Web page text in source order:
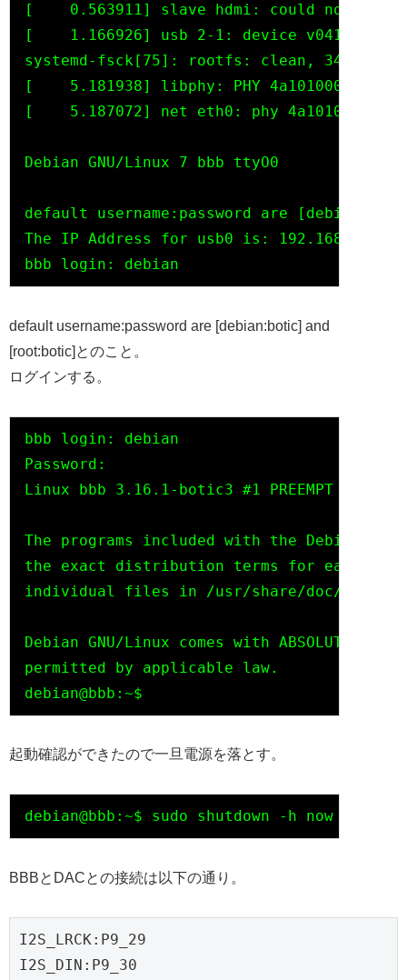
[    0.563911] slave hdmi: could not get
[    1.166926] usb 2-1: device v0411
systemd-fsck[75]: rootfs: clean, 34759/
[    5.181938] libphy: PHY
[    5.187072] net eth0: phy
Debian GNU/Linux 7 bbb ttyO0
default username:password are
The IP Address for usb0 is: 192.168.7.2
default username:password are [debian:botic] and
[root:botic]とのこと。
ログインする。
bbb login: debian
Password:
Linux bbb 3.16.1-botic3 #1 PREEMPT Thu
The programs included with the Debian
the exact distribution terms for each
individual files in /usr/share/doc/*/
Debian GNU/Linux comes with ABSOLUTELY
permitted by applicable law.
起動確認ができたので一旦電源を落とす。
BBBとDACとの接続は以下の通り。
I2S_LRCK:P9_29
I2S_DIN:P9_30